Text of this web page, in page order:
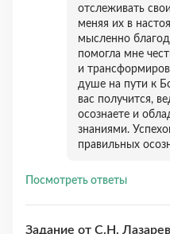
отслеживать
меняя их в
мысленно
помогла мне
и
душе на пути к
вас получится,
осознаете и
знаниями.
правильных
Посмотреть ответы
Задание от С.Н.